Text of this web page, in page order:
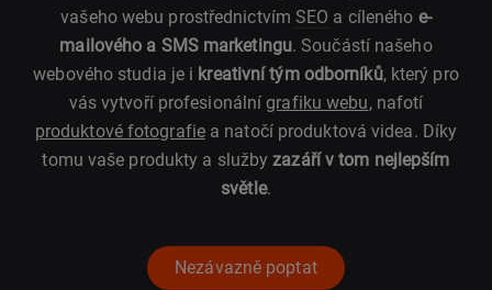
vašeho webu prostřednictvím SEO a cíleného e-
mailového a SMS marketingu. Součástí našeho
webového studia je i kreativní tým odborníků, který pro
vás vytvoří profesionálnígrafiku webu, nafotí
produktové fotografiea natočí produktová videa. Díky
tomu vaše produkty a službyzazáří v tom nejlepším
světle.
Nezávazně poptat